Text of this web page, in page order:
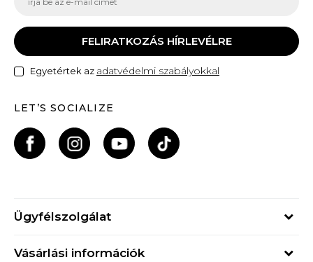
FELIRATKOZÁS HÍRLEVÉLRE
Egyetértek az adatvédelmi szabályokkal
LET’S SOCIALIZE
Ügyfélszolgálat
Vásárlási információk